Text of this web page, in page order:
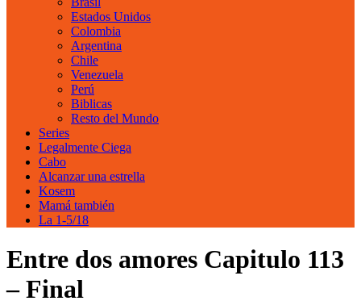
Estados Unidos
Colombia
Argentina
Chile
Venezuela
Perú
Biblicas
Resto del Mundo
Series
Legalmente Ciega
Cabo
Alcanzar una estrella
Kosem
Mamá también
La 1-5/18
Entre dos amores Capitulo 113
– Final